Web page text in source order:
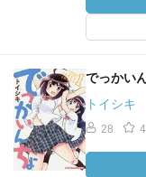
でっかい
トイシキ
28